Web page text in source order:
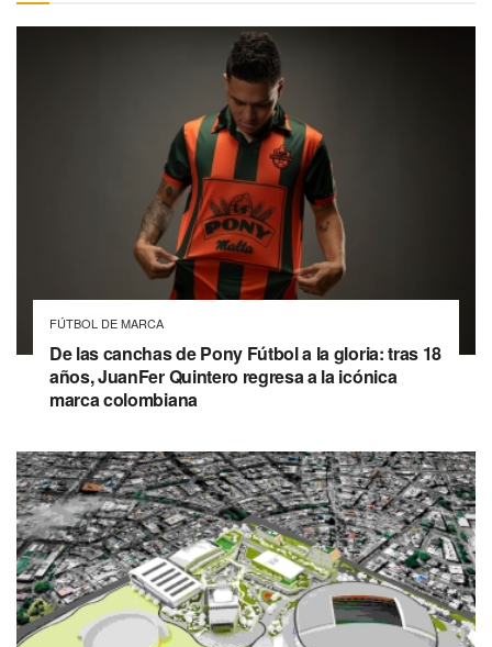
FÚTBOL DE MARCA
De las canchas de Pony Fútbol a la gloria: tras 18
años, JuanFer Quintero regresa a la icónica
marca colombiana